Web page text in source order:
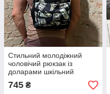
Стильний молодіжний
чоловічий рюкзак із
доларами шкільний
портфель спортивний
рюкзак чорний зручний
745 ₴